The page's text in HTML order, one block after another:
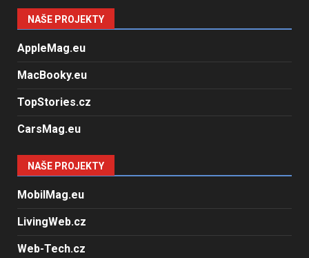
NAŠE PROJEKTY
AppleMag.eu
MacBooky.eu
TopStories.cz
CarsMag.eu
NAŠE PROJEKTY
MobilMag.eu
LivingWeb.cz
Web-Tech.cz